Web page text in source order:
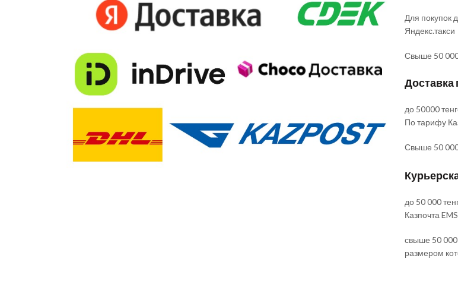
Для покупок
Яндекс.такси
Свыше 50 000
Доставка
до 50000
По тарифу
Свыше 50 000
до 50 000
Казпочта
свыше 50 000
размером